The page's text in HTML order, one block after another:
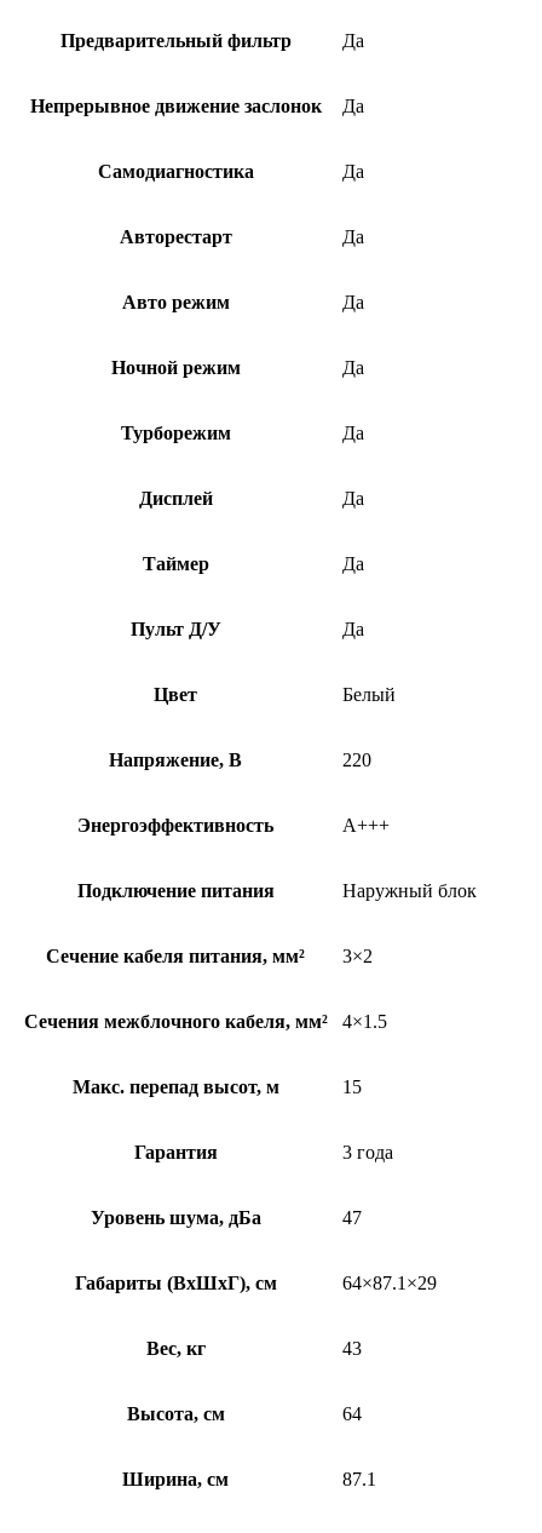
Предварительный фильтр Да
Непрерывное движение заслонок Да
Самодиагностика Да
Авторестарт Да
Авто режим Да
Ночной режим Да
Турборежим Да
Дисплей Да
Таймер Да
Пульт Д/У Да
Цвет Белый
Напряжение, В 220
Энергоэффективность A+++
Подключение питания Наружный блок
Сечение кабеля питания, мм² 3×2
Сечения межблочного кабеля, мм² 4×1.5
Макс. перепад высот, м 15
Гарантия 3 года
Уровень шума, дБа 47
Габариты (ВхШхГ), см 64×87.1×29
Вес, кг 43
Высота, см 64
Ширина, см 87.1